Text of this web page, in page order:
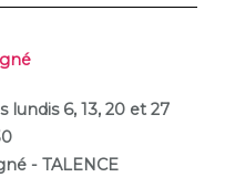
6, 13, 20 et 27
- TALENCE